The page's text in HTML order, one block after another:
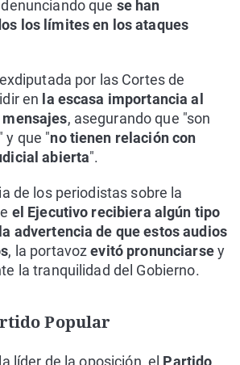
que se han
los límites en los ataques
por las Cortes de
en la escasa importancia al
, asegurando que "son
" y que "no tienen relación con
abierta".
de los periodistas sobre la
el Ejecutivo recibiera algún tipo
advertencia de que estos audios
, la portavozevitó pronunciarsey
la tranquilidad del Gobierno.
Popular
líder de la oposición, el Partido